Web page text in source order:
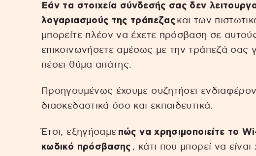
Εάν τα στοιχεία σύνδεσής σας δεν
λογαριασμούς της τράπεζας και των
μπορείτε πλέον να έχετε πρόσβαση σε
επικοινωνήσετε αμέσως με την τράπεζά σας
πέσει θύμα απάτης.
Προηγουμένως έχουμε συζητήσει
διασκεδαστικά όσο και εκπαιδευτικά.
Έτσι, εξηγήσαμε πώς να χρησιμοποιείτε το
κωδικό πρόσβασης , κάτι που μπορεί να